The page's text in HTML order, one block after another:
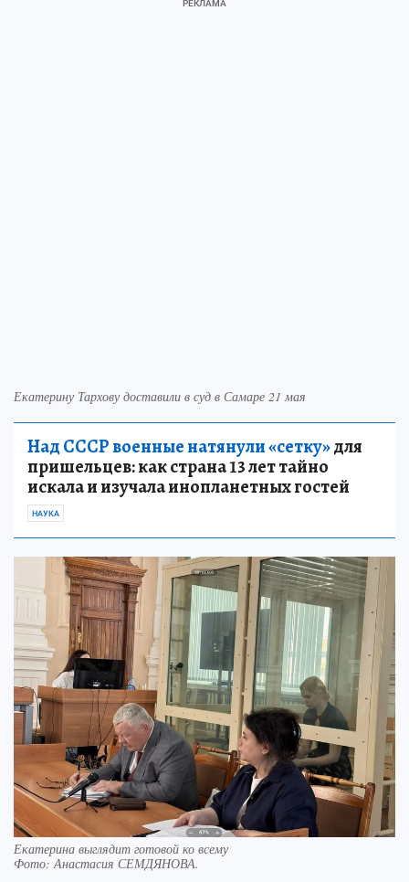
Екатерину Тархову доставили в суд в Самаре 21 мая
Над СССР военные натянули «сетку»для
пришельцев: как страна 13 лет тайно
искала и изучала инопланетных гостей
НАУКА
Екатерина выглядит готовой ко всему
Фото:Анастасия СЕМДЯНОВА.